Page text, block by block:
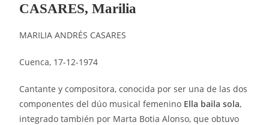
CASARES, Marilia
MARILIA ANDRÉS CASARES
Cuenca, 17-12-1974
Cantante y compositora, conocida por ser una de las dos
componentes del dúo musical femenino Ella baila sola,
integrado también por Marta Botia Alonso, que obtuvo